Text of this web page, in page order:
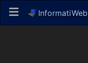
InformatiWeb